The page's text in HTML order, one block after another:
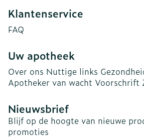
Klantenservice
FAQ
Uw apotheek
Over ons Nuttige links
Apotheker van wacht Voorschrift
Nieuwsbrief
Blijf op de hoogte van nieuwe
promoties